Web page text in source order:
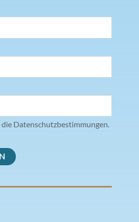
die Datenschutzbestimmungen.